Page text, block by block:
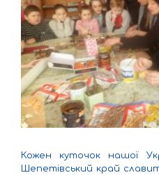
Кожен куточок нашої
Шепетівський край